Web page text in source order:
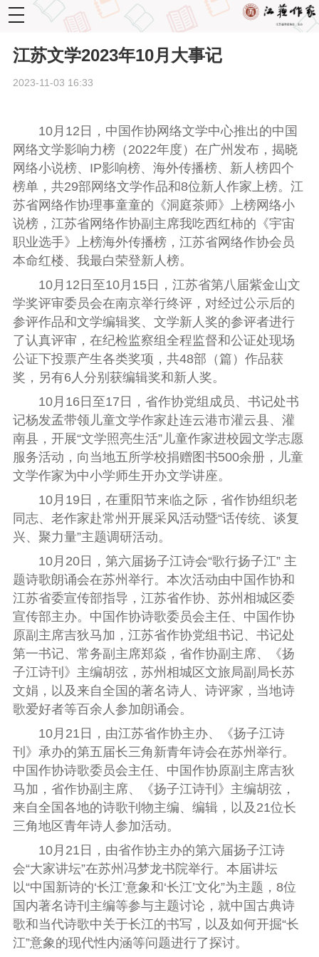
toggle
navigation
江苏文学2023年10月大事记
2023-11-03 16:33
10月12日，中国作协网络文学中心推出的中国
网络文学影响力榜（2022年度） 在广州发布， 揭晓
网络小说榜、IP影响榜、海外传播榜、新人榜四个
榜单， 共29部网络文学作品和8位新人作家上榜。江
苏省网络作协理事童童的《洞庭茶师》上榜网络小
说榜，江苏省网络作协副主席我吃西红柿的《宇宙
职业选手》上榜海外传播榜，江苏省网络作协会员
本命红楼、我最白荣登新人榜。
10月12日至10月15日，江苏省第八届紫金山文
学奖评审委员会在南京举行终评，对经过公示后的
参评作品和文学编辑奖、文学新人奖的参评者进行
了认真评审，在纪检监察组全程监督和公证处现场
公证下投票产生各类奖项，共48部（篇）作品获
奖，另有6人分别获编辑奖和新人奖。
10月16日至17日，省作协党组成员、书记处书
记杨发孟带领儿童文学作家赴连云港市灌云县、灌
南县， 开展“文学照亮生活”儿童作家进校园文学志愿
服务活动 ，向当地五所学校捐赠图书500余册，儿童
文学作家为中小学师生开办文学讲座。
10月19日 ， 在重阳节来临之际，省作协组织老
同志、老作家赴常州开展采风活动暨“话传统、谈复
兴、聚力量”主题调研活动。
10月20日，第六届扬子江诗会“歌行扬子江” 主
题诗歌朗诵会在苏州举行。本次活动由中国作协和
江苏省委宣传部指导，江苏省作协、苏州相城区委
宣传部主办。中国作协诗歌委员会主任、中国作协
原副主席吉狄马加，江苏省作协党组书记、书记处
第一书记、常务副主席郑焱，省作协副主席、《扬
子江诗刊》主编胡弦，苏州相城区文旅局副局长苏
文娟，以及来自全国的著名诗人、诗评家，当地诗
歌爱好者等百余人参加朗诵会。
10月21日，由江苏省作协主办、《扬子江诗
刊》承办的第五届长三角新青年诗会在苏州举行。
中国作协诗歌委员会主任、中国作协原副主席吉狄
马加，省作协副主席、《扬子江诗刊》主编胡弦，
来自全国各地的诗歌刊物主编、编辑，以及21位长
三角地区青年诗人参加活动。
10月21日，由省作协主办的第六届扬子江诗
会“大家讲坛”在苏州冯梦龙书院举行。本届讲坛
以“中国新诗的‘长江’意象和‘长江’文化”为主题， 8位
国内著名诗刊主编等参与主题讨论 ， 就中国古典诗
歌和当代诗歌中关于长江的书写，以及如何开掘“长
江”意象的现代性内涵等问题进行了探讨。